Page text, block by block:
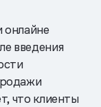
онлайне
введения
что клиенты